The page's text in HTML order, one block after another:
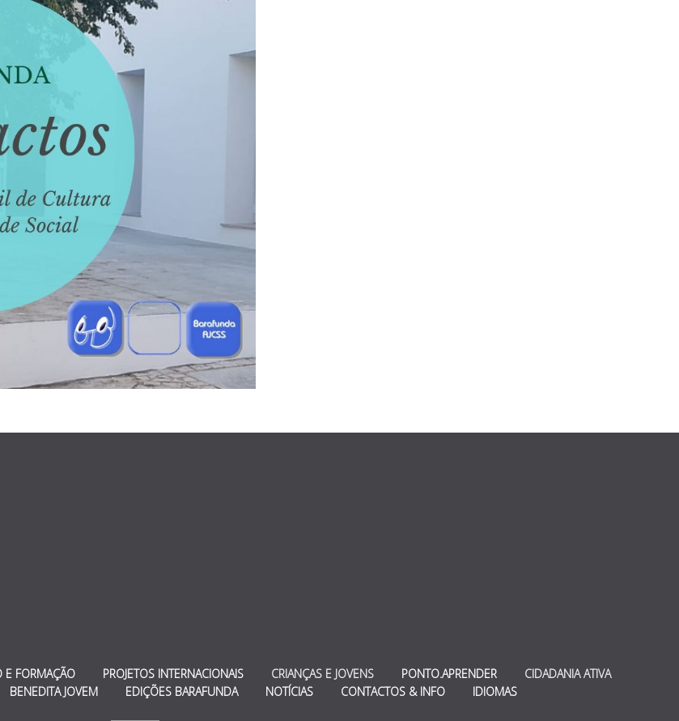
E FORMAÇÃO PROJETOS INTERNACIONAIS CRIANÇAS E JOVENS PONTO.APRENDER
CIDADANIA ATIVA
BENEDITA JOVEM EDIÇÕES BARAFUNDA NOTÍCIAS CONTACTOS & INFO IDIOMAS